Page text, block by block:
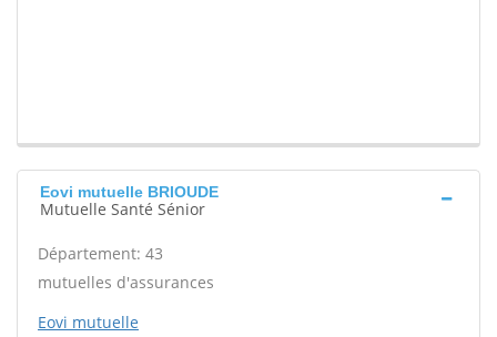
Eovi mutuelle BRIOUDE
Mutuelle Santé Sénior
Département: 43
mutuelles d'assurances
Eovi mutuelle